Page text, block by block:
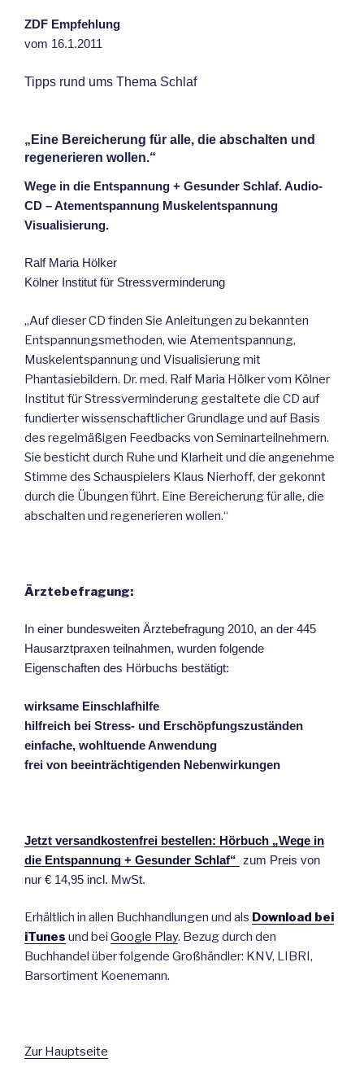
ZDF Empfehlung
vom 16.1.2011
Tipps rund ums Thema Schlaf
„Eine Bereicherung für alle, die abschalten und
regenerieren wollen.“
Wege in die Entspannung + Gesunder Schlaf. Audio-
CD – Atementspannung Muskelentspannung
Visualisierung.
Ralf Maria Hölker
Kölner Institut für Stressverminderung
„Auf dieser CD finden Sie Anleitungen zu bekannten
Entspannungsmethoden, wie Atementspannung,
Muskelentspannung und Visualisierung mit
Phantasiebildern. Dr. med. Ralf Maria Hölker vom Kölner
Institut für Stressverminderung gestaltete die CD auf
fundierter wissenschaftlicher Grundlage und auf Basis
des regelmäßigen Feedbacks von Seminarteilnehmern.
Sie besticht durch Ruhe und Klarheit und die angenehme
Stimme des Schauspielers Klaus Nierhoff, der gekonnt
durch die Übungen führt. Eine Bereicherung für alle, die
abschalten und regenerieren wollen.“
Ärztebefragung:
In einer bundesweiten Ärztebefragung 2010, an der 445
Hausarztpraxen teilnahmen, wurden folgende
Eigenschaften des Hörbuchs bestätigt:
wirksame Einschlafhilfe
hilfreich bei Stress- und Erschöpfungszuständen
einfache, wohltuende Anwendung
frei von beeinträchtigenden Nebenwirkungen
Jetzt versandkostenfrei bestellen: Hörbuch „Wege in
die Entspannung + Gesunder Schlaf“ zum Preis von
nur € 14,95 incl. MwSt.
Erhältlich in allen Buchhandlungen und als Download bei
iTunes und bei Google Play. Bezug durch den
Buchhandel über folgende Großhändler: KNV, LIBRI,
Barsortiment Koenemann.
Zur Hauptseite